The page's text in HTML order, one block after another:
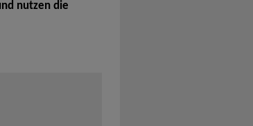
nutzen die